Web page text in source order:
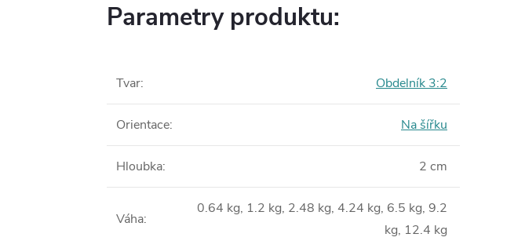
Parametry produktu:
Tvar: Obdelník 3:2
Orientace: Na šířku
Hloubka: 2 cm
Váha:
0.64 kg, 1.2 kg, 2.48 kg, 4.24 kg, 6.5 kg, 9.2
kg, 12.4 kg